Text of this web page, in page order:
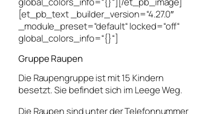
[et_pb_text _builder_version=“4.27.0″
_module_preset=“default“ locked=“off“
global_colors_info=“{}“]
Gruppe Raupen
Die Raupengruppe ist mit 15 Kindern
besetzt. Sie befindet sich im Leege Weg.
Die Raupen sind unter der Telefonnummer